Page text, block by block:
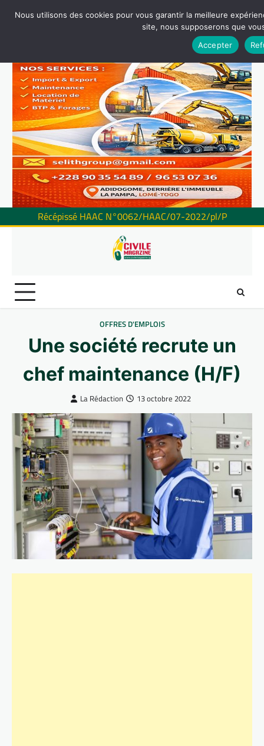
Récépissé HAAC N°0062/HAAC/07-2022/pl/P
OFFRES D'EMPLOIS
Une société recrute un
chef maintenance (H/F)
La Rédaction 13 octobre 2022
Nous utilisons des cookies pour vous garantir la meilleure
site, nous supposerons que
Accepter